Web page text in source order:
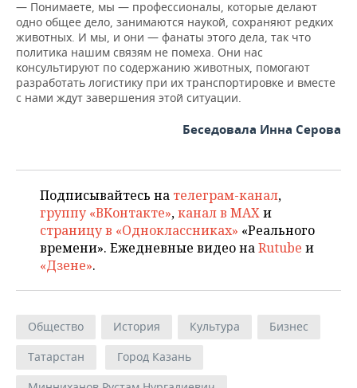
— Понимаете, мы — профессионалы, которые делают
одно общее дело, занимаются наукой, сохраняют редких
животных. И мы, и они — фанаты этого дела, так что
политика нашим связям не помеха. Они нас
консультируют по содержанию животных, помогают
разработать логистику при их транспортировке и вместе
с нами ждут завершения этой ситуации.
Беседовала Инна Серова
Подписывайтесь на телеграм-канал,
группу «ВКонтакте»,канал в MAXи
страницу в «Одноклассниках» «Реального
времени». Ежедневные видео наRutube и
«Дзене».
Общество История Культура
Бизнес
Татарстан
Город Казань